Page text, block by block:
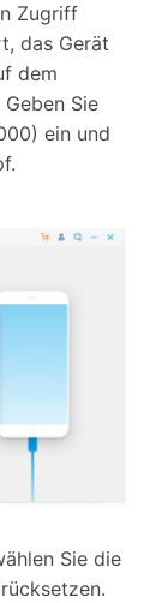
Zugriff
das Gerät
dem
Sie
ein und
Sie die